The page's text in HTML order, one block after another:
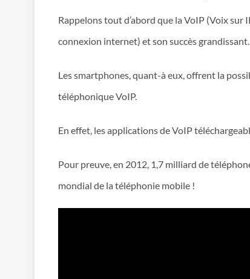
Rappelons tout d’abord que la VoIP (Voix
connexion internet) et son succès grandissant.
Les smartphones, quant-à eux, offrent la
téléphonique VoIP.
En effet, les applications de VoIP
Pour preuve, en 2012, 1,7 milliard de
mondial de la téléphonie mobile !